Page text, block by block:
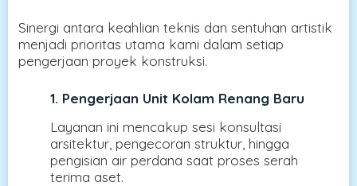
Sinergi antara keahlian teknis dan sentuhan artistik
menjadi prioritas utama kami dalam setiap
pengerjaan proyek konstruksi.
1. Pengerjaan Unit Kolam Renang Baru
Layanan ini mencakup sesi konsultasi
arsitektur, pengecoran struktur, hingga
pengisian air perdana saat proses serah
terima aset.